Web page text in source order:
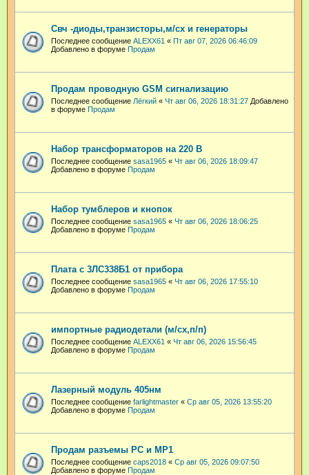
Свч -диоды,транзисторы,м/сх и генераторы
Последнее сообщение ALEXX61 « Пт авг 07, 2026 06:46:09
Добавлено в форуме Продам
Продам проводную GSM сигнализацию
Последнее сообщение Лёгкий « Чт авг 06, 2026 18:31:27 Добавлено
в форуме Продам
Набор трансформаторов на 220 В
Последнее сообщение sasa1965 « Чт авг 06, 2026 18:09:47
Добавлено в форуме Продам
Набор тумблеров и кнопок
Последнее сообщение sasa1965 « Чт авг 06, 2026 18:06:25
Добавлено в форуме Продам
Плата с 3ЛС338Б1 от прибора
Последнее сообщение sasa1965 « Чт авг 06, 2026 17:55:10
Добавлено в форуме Продам
импортные радиодетали (м/сх,п/п)
Последнее сообщение ALEXX61 « Чт авг 06, 2026 15:56:45
Добавлено в форуме Продам
Лазерный модуль 405нм
Последнее сообщение farlightmaster « Ср авг 05, 2026 13:55:20
Добавлено в форуме Продам
Продам разъемы РС и МР1
Последнее сообщение caps2018 « Ср авг 05, 2026 09:07:50
Добавлено в форуме Продам